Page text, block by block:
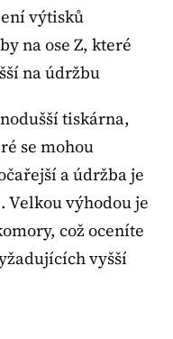
výtisků
na ose Z, které
na údržbu
tiskárna,
se mohou
a údržba je
Velkou výhodou je
což oceníte
vyšší